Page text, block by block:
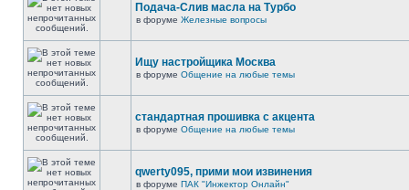
Подача-Слив масла на Турбо
в форуме Железные вопросы
Ищу настройщика Москва
в форуме Общение на любые темы
стандартная прошивка с акцента
в форуме Общение на любые темы
qwerty095, прими мои извинения
в форуме ПАК "Инжектор Онлайн"